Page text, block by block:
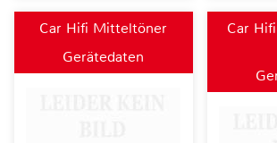
Car Hifi Mitteltöner
Gerätedaten
Car